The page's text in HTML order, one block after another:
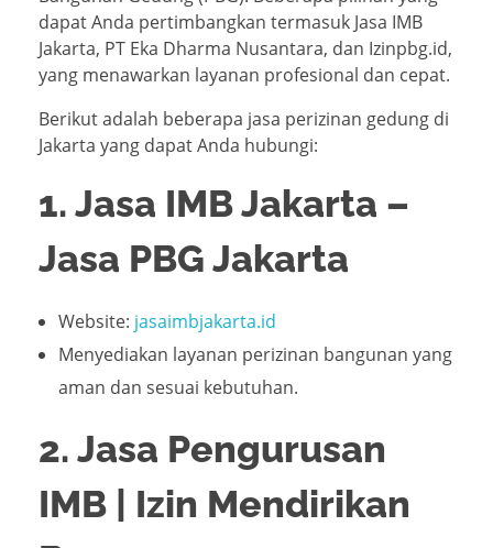
dapat Anda pertimbangkan termasuk Jasa IMB
Jakarta, PT Eka Dharma Nusantara, dan Izinpbg.id,
yang menawarkan layanan profesional dan cepat.
Berikut adalah beberapa jasa perizinan gedung di
Jakarta yang dapat Anda hubungi:
1. Jasa IMB Jakarta –
Jasa PBG Jakarta
Website: jasaimbjakarta.id
Menyediakan layanan perizinan bangunan yang
aman dan sesuai kebutuhan.
2. Jasa Pengurusan
IMB | Izin Mendirikan